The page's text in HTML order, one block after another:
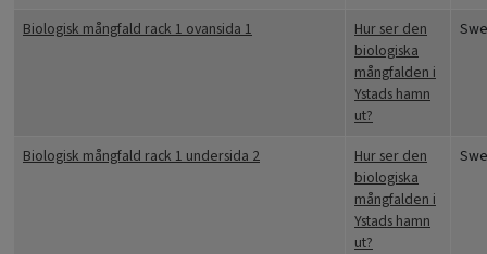
Biologisk mångfald rack 1 ovansida 1
Hur ser den
biologiska
mångfalden i
Ystads hamn
ut?
Biologisk mångfald rack 1 undersida 2
Hur ser den
biologiska
mångfalden i
Ystads hamn
ut?